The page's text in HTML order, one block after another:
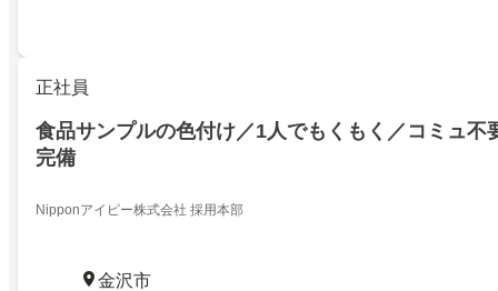
正社員
食品サンプルの色付け／1人でもくもく／コミュ不
完備
Nipponアイピー株式会社 採用本部
金沢市